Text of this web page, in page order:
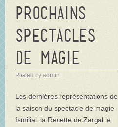
prochains
spectacles
de magie
Posted by admin
Les dernières représentations de
la saison du spectacle de magie
familial la Recette de Zargal le